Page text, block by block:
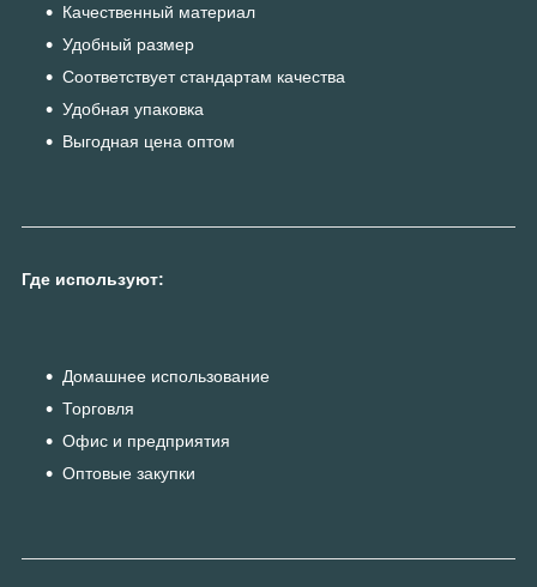
Качественный материал
Удобный размер
Соответствует стандартам качества
Удобная упаковка
Выгодная цена оптом
Где используют:
Домашнее использование
Торговля
Офис и предприятия
Оптовые закупки